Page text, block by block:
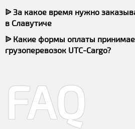
ᐉ За какое время нужно
в Славутиче
ᐉ Какие формы оплаты
грузоперевозок UTC-Cargo?
FAQ